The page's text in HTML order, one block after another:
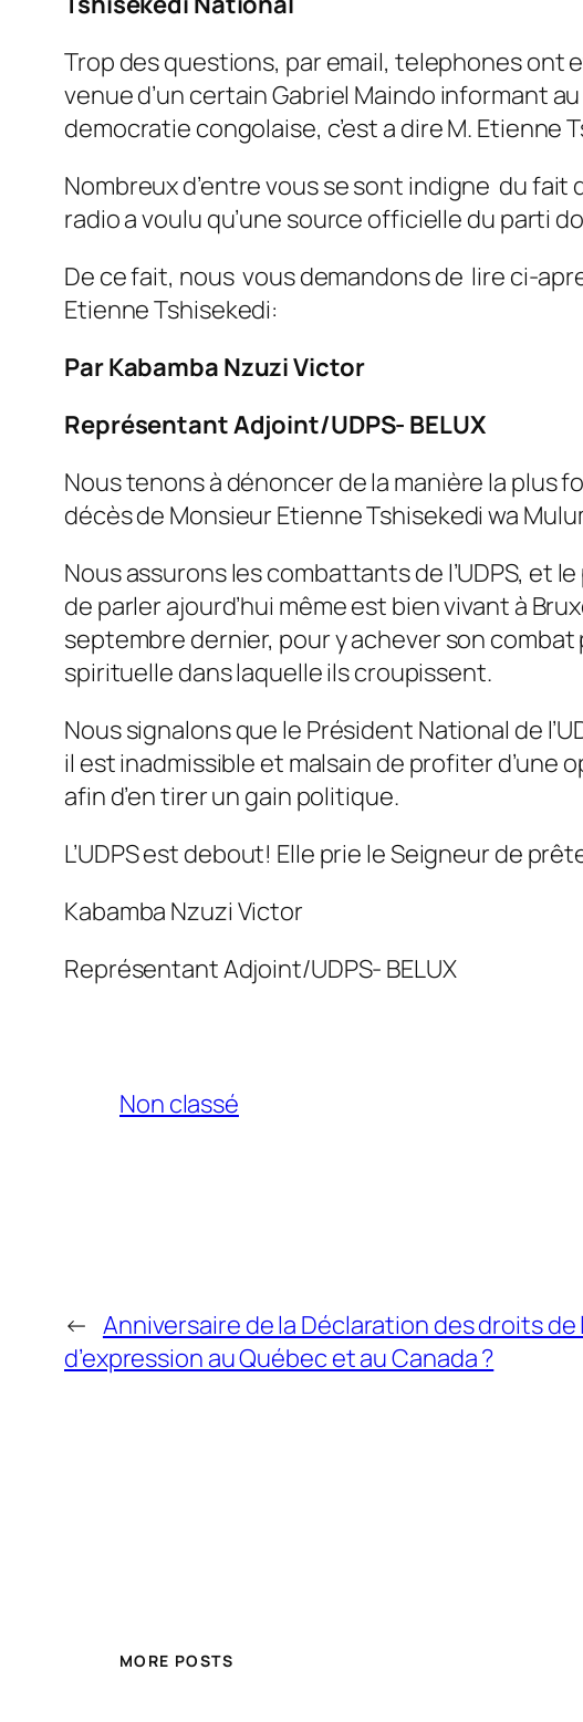
Trop des questions, par email, telephones ont
venue d’un certain Gabriel Maindo informant
democratie congolaise, c’est a dire M. Etienne
Nombreux d’entre vous se sont indigne du fait
radio a voulu qu’une source officielle du parti
De ce fait, nous vous demandons de lire ci-
Etienne Tshisekedi:
Par Kabamba Nzuzi Victor
Représentant Adjoint/UDPS- BELUX
Nous tenons à dénoncer de la manière la plus
décès de Monsieur Etienne Tshisekedi wa
Nous assurons les combattants de l’UDPS, et
de parler ajourd’hui même est bien vivant à
septembre dernier, pour y achever son
spirituelle dans laquelle ils croupissent.
Nous signalons que le Président National de
il est inadmissible et malsain de profiter
afin d’en tirer un gain politique.
L’UDPS est debout! Elle prie le Seigneur de
Kabamba Nzuzi Victor
Représentant Adjoint/UDPS- BELUX
Non classé
← Anniversaire de la Déclaration des droits de
d’expression au Québec et au Canada ?
MORE POSTS